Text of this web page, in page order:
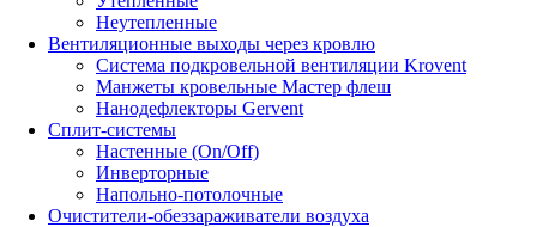
Неутепленные
Вентиляционные выходы через кровлю
Система подкровельной вентиляции Krovent
Манжеты кровельные Мастер флеш
Нанодефлекторы Gervent
Сплит-системы
Настенные (On/Off)
Инверторные
Напольно-потолочные
Очистители-обеззараживатели воздуха